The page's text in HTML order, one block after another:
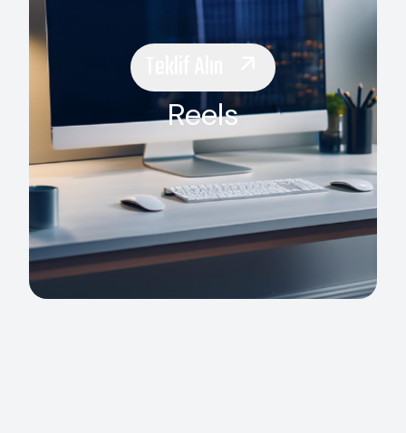
Reels